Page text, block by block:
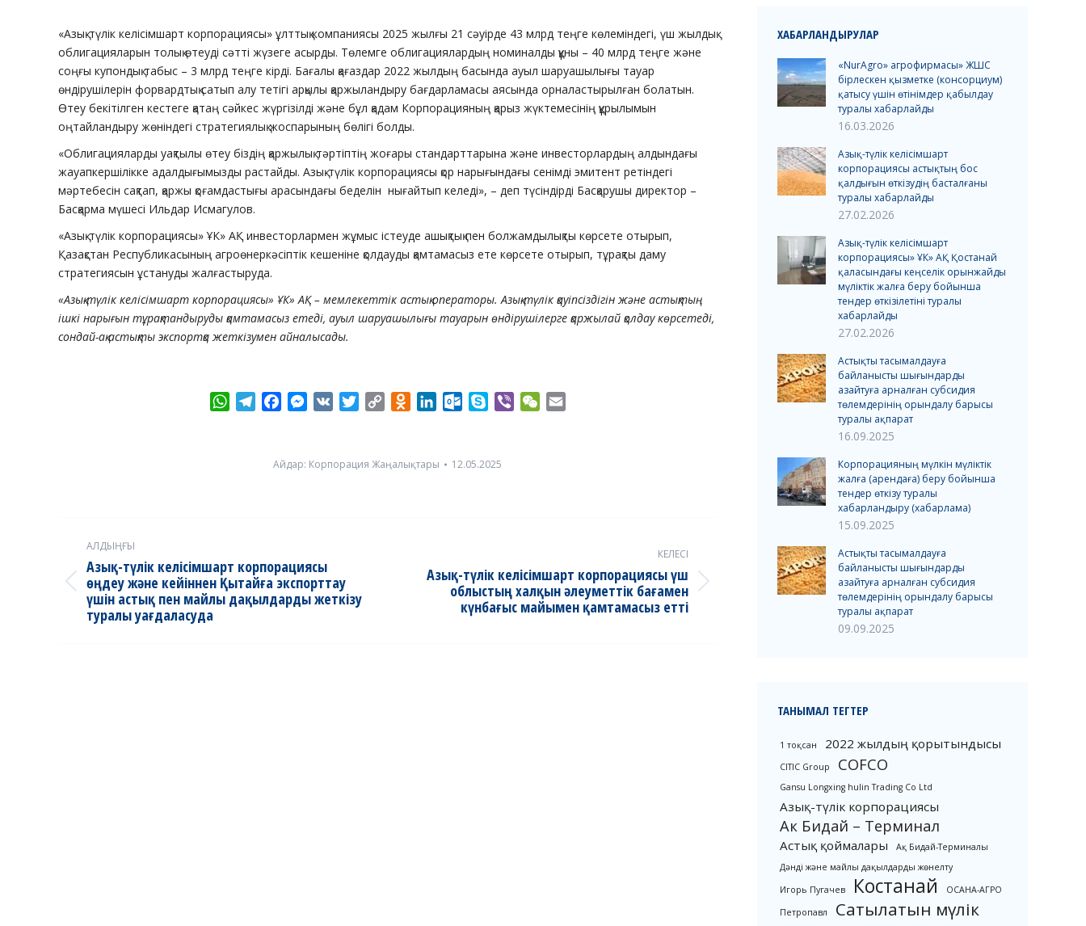
«Азық-түлік келісімшарт корпорациясы» ұлттық компаниясы 2025 жылғы 21 сәуірде 43 млрд теңге көлеміндегі, үш жылдық
облигацияларын толық өтеуді сәтті жүзеге асырды. Төлемге облигациялардың номиналды құны – 40 млрд теңге және
соңғы купондық табыс – 3 млрд теңге кірді. Бағалы қағаздар 2022 жылдың басында ауыл шаруашылығы тауар
өндірушілерін форвардтық сатып алу тетігі арқылы қаржыландыру бағдарламасы аясында орналастырылған болатын.
Өтеу бекітілген кестеге қатаң сәйкес жүргізілді және бұл қадам Корпорацияның қарыз жүктемесінің құрылымын
оңтайландыру жөніндегі стратегиялық жоспарының бөлігі болды.
«Облигацияларды уақтылы өтеу біздің қаржылық тәртіптің жоғары стандарттарына және инвесторлардың алдындағы
жауапкершілікке адалдығымызды растайды. Азық-түлік корпорациясы қор нарығындағы сенімді эмитент ретіндегі
мәртебесін сақтап, қаржы қоғамдастығы арасындағы беделін нығайтып келеді», – деп түсіндірді Басқарушы директор –
Басқарма мүшесі Ильдар Исмагулов.
«Азық-түлік корпорациясы» ҰК» АҚ инвесторлармен жұмыс істеуде ашықтық пен болжамдылықты көрсете отырып,
Қазақстан Республикасының агроөнеркәсіптік кешеніне қолдауды қамтамасыз ете көрсете отырып, тұрақты даму
стратегиясын ұстануды жалғастыруда.
«Азық-түлік келісімшарт корпорациясы» ҰК» АҚ – мемлекеттік астық операторы. Азық-түлік қауіпсіздігін және астықтың
ішкі нарығын тұрақтандыруды қамтамасыз етеді, ауыл шаруашылығы тауарын өндірушілерге қаржылай қолдау көрсетеді,
сондай-ақ астықты экспортқа жеткізумен айналысады.
WhatsApp
TelegramFacebookMessenger
VK Twitter
Copy
Odnoklassniki
LinkedInOutlook.com
SkypeViber WeChat
Айдар: Корпорация Жаңалықтары 12.05.2025
Post
navigation
АЛДЫҢҒЫ
Previous
post:
Азық-түлік келісімшарт корпорациясы
өңдеу және кейіннен Қытайға экспорттау
үшін астық пен майлы дақылдарды жеткізу
туралы уағдаласуда
КЕЛЕСІ
Азық-түлік келісімшарт корпорациясы үш
облыстың халқын әлеуметтік бағамен
күнбағыс майымен қамтамасыз етті
ХАБАРЛАНДЫРУЛАР
«NurAgro» агрофирмасы» ЖШС
бірлескен қызметке (консорциум)
қатысу үшін өтінімдер қабылдау
туралы хабарлайды
16.03.2026
Азық-түлік келісімшарт
корпорациясы астықтың бос
қалдығын өткізудің басталғаны
туралы хабарлайды
27.02.2026
Азық-түлік келісімшарт
корпорациясы» ҰК» АҚ Қостанай
қаласындағы кеңселік орынжайды
мүліктік жалға беру бойынша
тендер өткізілетіні туралы
хабарлайды
27.02.2026
Астықты тасымалдауға
байланысты шығындарды
азайтуға арналған субсидия
төлемдерінің орындалу барысы
туралы ақпарат
16.09.2025
Корпорацияның мүлкін мүліктік
жалға (арендаға) беру бойынша
тендер өткізу туралы
хабарландыру (хабарлама)
15.09.2025
Астықты тасымалдауға
байланысты шығындарды
азайтуға арналған субсидия
төлемдерінің орындалу барысы
туралы ақпарат
09.09.2025
ТАНЫМАЛ ТЕГТЕР
1 тоқсан 2022 жылдың қорытындысы
CITIC Group COFCO
Gansu Longxing hulin Trading Co Ltd
Азық-түлік корпорациясы
Ак Бидай – Терминал
Астық қоймалары
Ақ Бидай-Терминалы
Дәнді және майлы дақылдарды жөнелту
Игорь Пугачев
Костанай
ОСАНА-АГРО
Петропавл
Сатылатын мүлік